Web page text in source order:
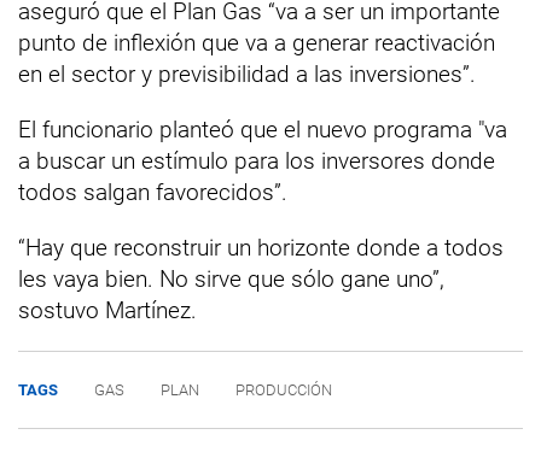
aseguró que el Plan Gas “va a ser un importante
punto de inflexión que va a generar reactivación
en el sector y previsibilidad a las inversiones”.
El funcionario planteó que el nuevo programa "va
a buscar un estímulo para los inversores donde
todos salgan favorecidos”.
“Hay que reconstruir un horizonte donde a todos
les vaya bien. No sirve que sólo gane uno”,
sostuvo Martínez.
TAGS GAS PLAN PRODUCCIÓN